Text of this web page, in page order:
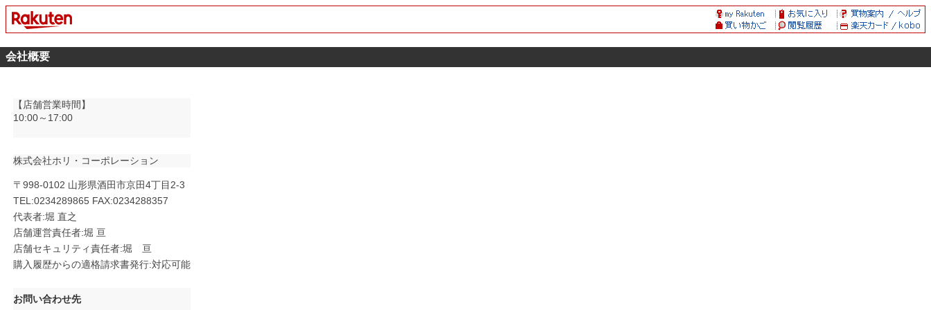
会社概要
【店舗営業時間】
10:00～17:00
株式会社ホリ・コーポレーション
〒998-0102 山形県酒田市京田4丁目2-3
TEL:0234289865 FAX:0234288357
代表者:堀 直之
店舗運営責任者:堀 亘
店舗セキュリティ責任者:堀 亘
購入履歴からの適格請求書発行:対応可能
お問い合わせ先